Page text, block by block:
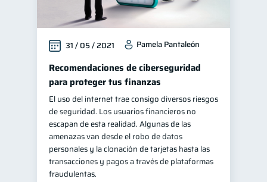
Educación financiera 31
Finanzas para jóvenes 30
Control de deudas 30
Finanzas familiares 25
Inclusión financiera 22
Bienestar financiero 22
Finanzas para mujeres 20
Organización Financiera 10
Deudas 10 Préstamos 8
31 / 05 / 2021 Pamela Pantaleón
Recomendaciones de ciberseguridad
para proteger tus finanzas
El uso del internet trae consigo diversos riesgos
de seguridad. Los usuarios financieros no
escapan de esta realidad. Algunas de las
amenazas van desde el robo de datos
personales y la clonación de tarjetas hasta las
transacciones y pagos a través de plataformas
fraudulentas.